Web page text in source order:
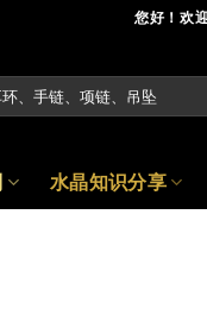
您好！欢
水晶知识分享